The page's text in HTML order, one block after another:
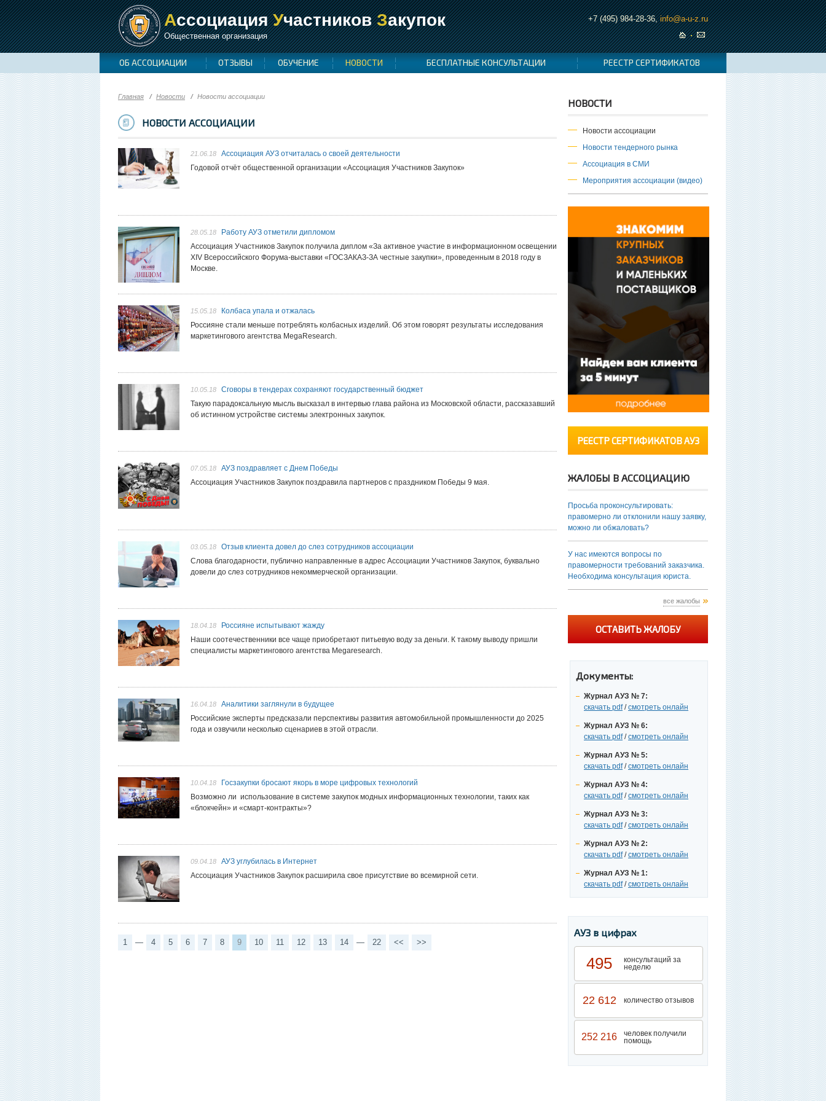
АссоциацияУчастниковЗакупок
Общественная организация
+7 (495) 984-28-36, info@a-u-z.ru
ОБ АССОЦИАЦИИ ОТЗЫВЫ ОБУЧЕНИЕ НОВОСТИ БЕСПЛАТНЫЕ КОНСУЛЬТАЦИИ РЕЕСТР СЕРТИФИКАТОВ
НОВОСТИ
Новости ассоциации
Новости тендерного рынка
Ассоциация в СМИ
Мероприятия ассоциации (видео)
РЕЕСТР СЕРТИФИКАТОВ АУЗ
ЖАЛОБЫ В АССОЦИАЦИЮ
Просьба проконсультировать:
правомерно ли отклонили нашу заявку,
можно ли обжаловать?
У нас имеются вопросы по
правомерности требований заказчика.
Необходима консультация юриста.
все жалобы
ОСТАВИТЬ ЖАЛОБУ
Документы:
Журнал АУЗ № 7:
скачать pdf/смотреть онлайн
Журнал АУЗ № 6:
скачать pdf/смотреть онлайн
Журнал АУЗ № 5:
скачать pdf/смотреть онлайн
Журнал АУЗ № 4:
скачать pdf/смотреть онлайн
Журнал АУЗ № 3:
скачать pdf/смотреть онлайн
Журнал АУЗ № 2:
скачать pdf/смотреть онлайн
Журнал АУЗ № 1:
скачать pdf/смотреть онлайн
АУЗ в цифрах
495
консультаций за
неделю
22 612 количество отзывов
252 216
человек получили
помощь
Главная Новости Новости ассоциации
НОВОСТИ АССОЦИАЦИИ
21.06.18
Ассоциация АУЗ отчиталась о своей деятельности
Годовой отчёт общественной организации «Ассоциация Участников Закупок»
28.05.18
Работу АУЗ отметили дипломом
Ассоциация Участников Закупок получила диплом «За активное участие в информационном освещении
XIV Всероссийского Форума-выставки «ГОСЗАКАЗ-ЗА честные закупки», проведенным в 2018 году в
Москве.
15.05.18
Колбаса упала и отжалась
Россияне стали меньше потреблять колбасных изделий. Об этом говорят результаты исследования
маркетингового агентства MegaResearch.
10.05.18
Сговоры в тендерах сохраняют государственный бюджет
Такую парадоксальную мысль высказал в интервью глава района из Московской области, рассказавший
об истинном устройстве системы электронных закупок.
07.05.18
АУЗ поздравляет с Днем Победы
Ассоциация Участников Закупок поздравила партнеров с праздником Победы 9 мая.
03.05.18
Отзыв клиента довел до слез сотрудников ассоциации
Слова благодарности, публично направленные в адрес Ассоциации Участников Закупок, буквально
довели до слез сотрудников некоммерческой организации.
18.04.18
Россияне испытывают жажду
Наши соотечественники все чаще приобретают питьевую воду за деньги. К такому выводу пришли
специалисты маркетингового агентства Megaresearch.
16.04.18
Аналитики заглянули в будущее
Российские эксперты предсказали перспективы развития автомобильной промышленности до 2025
года и озвучили несколько сценариев в этой отрасли.
10.04.18
Госзакупки бросают якорь в море цифровых технологий
Возможно ли использование в системе закупок модных информационных технологии, таких как
«блокчейн» и «смарт-контракты»?
09.04.18
АУЗ углубилась в Интернет
Ассоциация Участников Закупок расширила свое присутствие во всемирной сети.
1 — 4 5 6 7 8 9 10 11 12 13 14 — 22 << >>